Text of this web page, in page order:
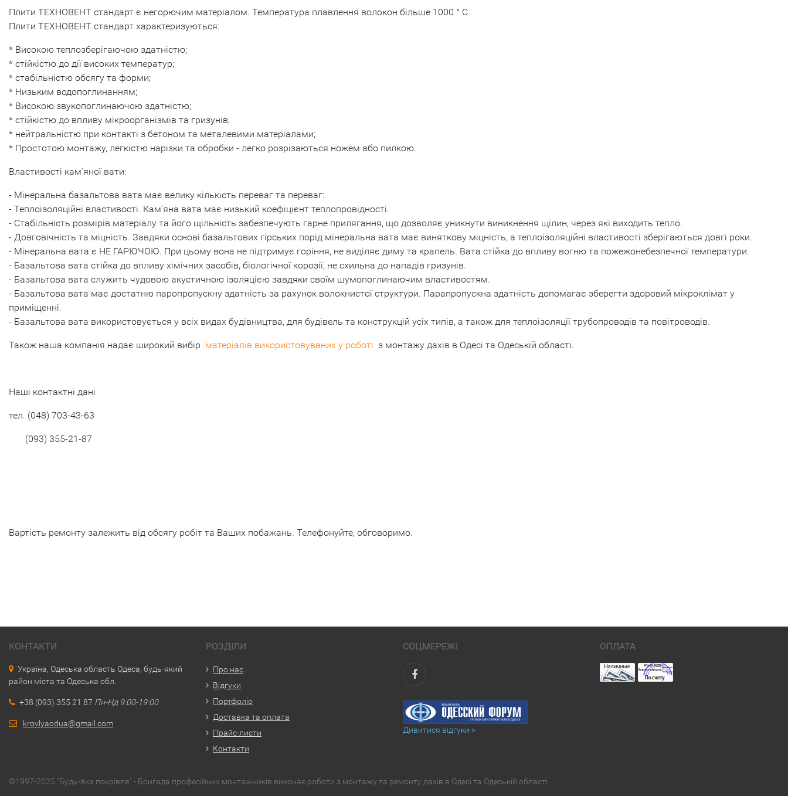
Плити ТЕХНОВЕНТ стандарт є негорючим матеріалом. Температура плавлення волокон більше 1000 ° С.
Плити ТЕХНОВЕНТ стандарт характеризуються:
* Високою теплозберігаючою здатністю;
* стійкістю до дії високих температур;
* стабільністю обсягу та форми;
* Низьким водопоглинанням;
* Високою звукопоглинаючою здатністю;
* стійкістю до впливу мікроорганізмів та гризунів;
* нейтральністю при контакті з бетоном та металевими матеріалами;
* Простотою монтажу, легкістю нарізки та обробки - легко розрізаються ножем або пилкою.
Властивості кам'яної вати:
- Мінеральна базальтова вата має велику кількість переваг та переваг:
- Теплоізоляційні властивості. Кам'яна вата має низький коефіцієнт теплопровідності.
- Стабільність розмірів матеріалу та його щільність забезпечують гарне прилягання, що дозволяє уникнути виникнення щілин, через які виходить тепло.
- Довговічність та міцність. Завдяки основі базальтових гірських порід мінеральна вата має виняткову міцність, а теплоізоляційні властивості зберігаються довгі роки.
- Мінеральна вата є НЕ ГАРЮЧОЮ. При цьому вона не підтримує горіння, не виділяє диму та крапель. Вата стійка до впливу вогню та пожежонебезпечної температури.
- Базальтова вата стійка до впливу хімічних засобів, біологічної корозії, не схильна до нападів гризунів.
- Базальтова вата служить чудовою акустичною ізоляцією завдяки своїм шумопоглинаючим властивостям.
- Базальтова вата має достатню паропропускну здатність за рахунок волокнистої структури. Парапропускна здатність допомагає зберегти здоровий мікроклімат у
приміщенні.
- Базальтова вата використовується у всіх видах будівництва, для будівель та конструкцій усіх типів, а також для теплоізоляції трубопроводів та повітроводів.
Також наша компанія надає широкий вибір матеріалів використовуваних у роботі з монтажу дахів в Одесі та Одеській області.
Наші контактні дані
тел. (048) 703-43-63
(093) 355-21-87
Вартість ремонту залежить від обсягу робіт та Ваших побажань. Телефонуйте, обговоримо.
КОНТАКТИ
Україна, Одеська область Одеса, будь-який
район міста та Одеська обл.
+38 (093) 355 21 87 Пн-Нд 9:00-19:00
krovlyaodua@gmail.com
РОЗДІЛИ
Про нас
Відгуки
Портфоліо
Доставка та оплата
Прайс-листи
Контакти
СОЦМЕРЕЖІ
Дивитися відгуки >
ОПЛАТА
©1997-2025 "Будь-яка покрівля" - Бригада професійних монтажників виконає роботи з монтажу та ремонту дахів в Одесі та Одеській області